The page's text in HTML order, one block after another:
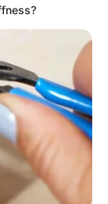
feeling your